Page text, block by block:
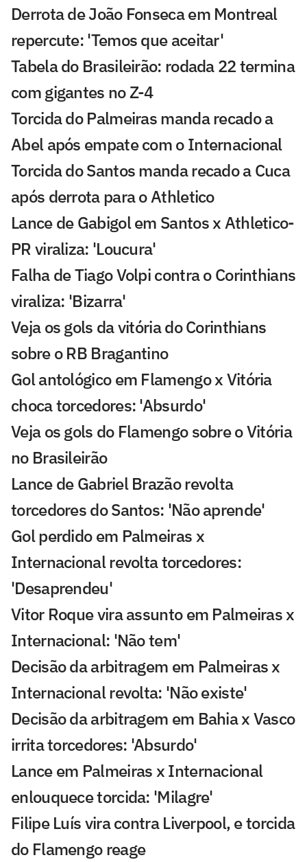
Derrota de João Fonseca em Montreal
repercute: 'Temos que aceitar'
Tabela do Brasileirão: rodada 22 termina
com gigantes no Z-4
Torcida do Palmeiras manda recado a
Abel após empate com o Internacional
Torcida do Santos manda recado a Cuca
após derrota para o Athletico
Lance de Gabigol em Santos x Athletico-
PR viraliza: 'Loucura'
Falha de Tiago Volpi contra o Corinthians
viraliza: 'Bizarra'
Veja os gols da vitória do Corinthians
sobre o RB Bragantino
Gol antológico em Flamengo x Vitória
choca torcedores: 'Absurdo'
Veja os gols do Flamengo sobre o Vitória
no Brasileirão
Lance de Gabriel Brazão revolta
torcedores do Santos: 'Não aprende'
Gol perdido em Palmeiras x
Internacional revolta torcedores:
'Desaprendeu'
Vitor Roque vira assunto em Palmeiras x
Internacional: 'Não tem'
Decisão da arbitragem em Palmeiras x
Internacional revolta: 'Não existe'
Decisão da arbitragem em Bahia x Vasco
irrita torcedores: 'Absurdo'
Lance em Palmeiras x Internacional
enlouquece torcida: 'Milagre'
Filipe Luís vira contra Liverpool, e torcida
do Flamengo reage